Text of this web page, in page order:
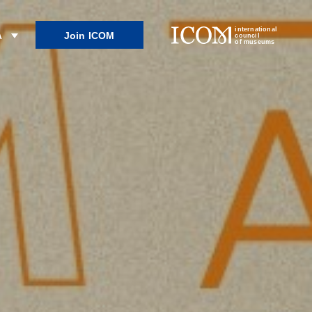
Join ICOM
international
council
of museums